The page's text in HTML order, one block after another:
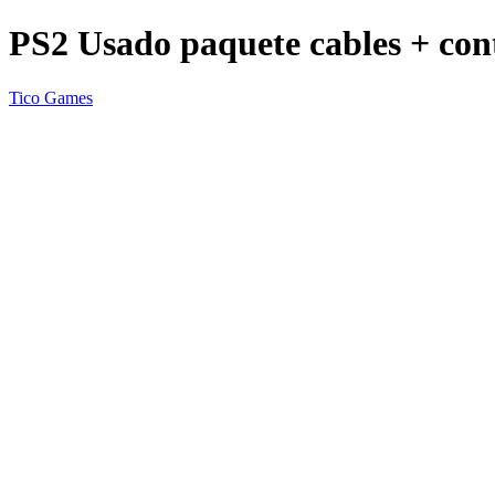
PS2 Usado paquete cables +
Tico Games